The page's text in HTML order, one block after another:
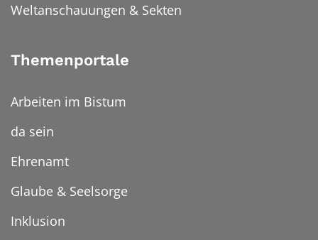
Weltanschauungen & Sekten
Themenportale
Arbeiten im Bistum
da sein
Ehrenamt
Glaube & Seelsorge
Inklusion